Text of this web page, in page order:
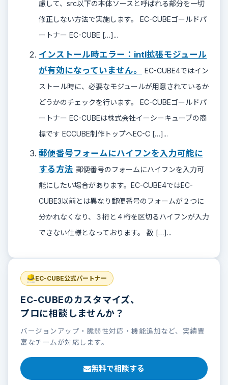
慮して、src以下の本体ソースと呼ばれる部分を一切
修正しない方法で実施します。 EC-CUBEゴールドパ
ートナー EC-CUBE […]...
インストール時エラー：intl拡張モジュール
が有効になっていません。
EC-CUBE4ではイン
ストール時に、必要なモジュールが用意されているか
どうかのチェックを行います。 EC-CUBEゴールドパ
ートナー EC-CUBEは株式会社イーシーキューブの商
標です ECCUBE制作トップへEC-C […]...
郵便番号フォームにハイフンを入力可能に
する方法 郵便番号のフォームにハイフンを入力可
能にしたい場合があります。EC-CUBE4ではEC-
CUBE3以前とは異なり郵便番号のフォームが２つに
分かれなくなり、３桁と４桁を区切るハイフンが入力
できない仕様となっております。 数 […]...
EC-CUBE公式パートナー
EC-CUBEのカスタマイズ、
プロに相談しませんか？
バージョンアップ・脆弱性対応・機能追加など、実績豊
富なチームが対応します。
無料で相談する